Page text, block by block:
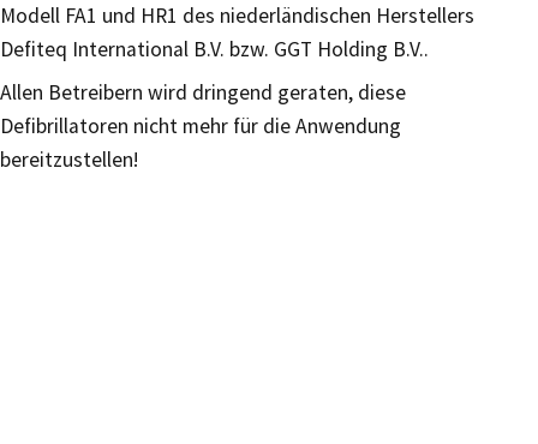
Modell FA1 und HR1 des niederländischen Herstellers
Defiteq International B.V. bzw. GGT Holding B.V..
Allen Betreibern wird dringend geraten, diese
Defibrillatoren nicht mehr für die Anwendung
bereitzustellen!